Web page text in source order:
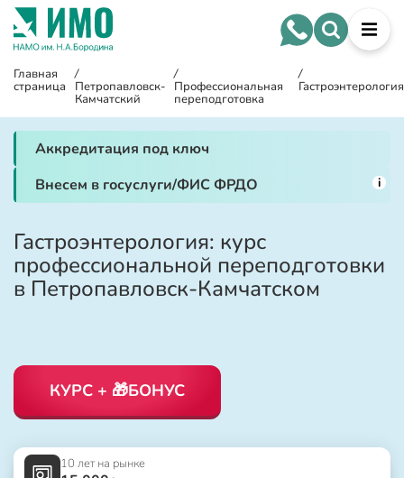
Главная
страница
/
Петропавловск-
Камчатский
/
Профессиональная
переподготовка
/
Гастроэнтерология
Аккредитация под ключ
Внесем в госуслуги/ФИС ФРДО
i
Гастроэнтерология: курс
профессиональной переподготовки
в Петропавловск-Камчатском
КУРС + 🎁БОНУС
10 лет на рынке